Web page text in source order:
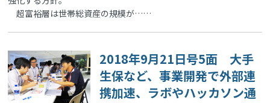
超富裕層は世帯総資産の規模が……
2018年9月21日号5面 大手
生保など、事業開発で外部連
携加速、ラボやハッカソン通